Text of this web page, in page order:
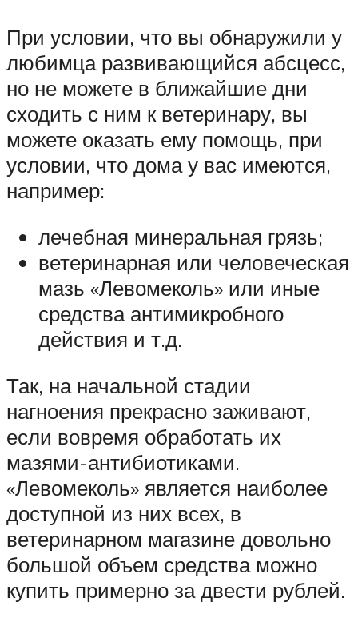
При условии, что вы обнаружили у
любимца развивающийся абсцесс,
но не можете в ближайшие дни
сходить с ним к ветеринару, вы
можете оказать ему помощь, при
условии, что дома у вас имеются,
например:
лечебная минеральная грязь;
ветеринарная или человеческая
мазь «Левомеколь» или иные
средства антимикробного
действия и т.д.
Так, на начальной стадии
нагноения прекрасно заживают,
если вовремя обработать их
мазями-антибиотиками.
«Левомеколь» является наиболее
доступной из них всех, в
ветеринарном магазине довольно
большой объем средства можно
купить примерно за двести рублей.